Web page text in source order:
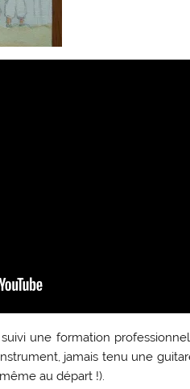
suivi une formation
jamais tenu une
au départ !).